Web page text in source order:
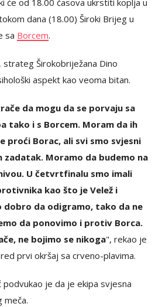
će od 18.00 časova ukrstiti koplja u
dana (18.00) Široki Brijeg u
sa Borcem.
strateg Širokobriježana Dino
aspekt kao veoma bitan.
da mogu da se porvaju sa
tako i s Borcem. Moram da ih
proći Borac, ali svi smo svjesni
zadatak. Moramo da budemo na
U četvrtfinalu smo imali
kao što je Velež i
dobro da odigramo, tako da ne
da ponovimo i protiv Borca.
ne bojimo se nikoga", rekao je
prvi okršaj sa crveno-plavima.
podvukao je da je ekipa svjesna
meča.